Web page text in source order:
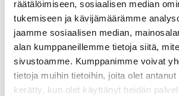
räätälöimiseen, sosiaalisen median
tukemiseen ja kävijämäärämme
jaamme sosiaalisen median,
alan kumppaneillemme tietoja siitä,
sivustoamme. Kumppanimme voivat
tietoja muihin tietoihin, joita olet
kerätty, kun olet käyttänyt heidän